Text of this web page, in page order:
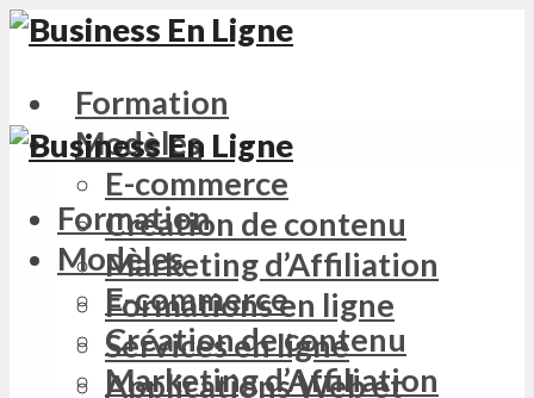
Formation
Modèles
E-commerce
Création de contenu
Marketing d’Affiliation
Formations en ligne
Services en ligne
Applications Web et
Formation
Modèles
E-commerce
Création de contenu
Marketing d’Affiliation